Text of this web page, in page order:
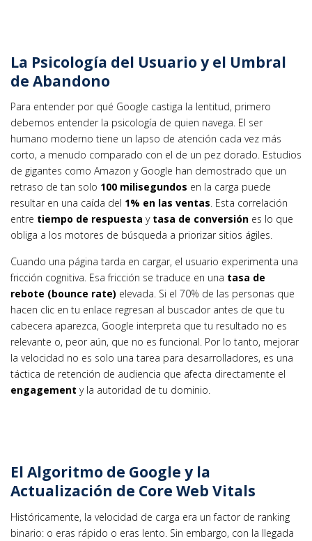
La Psicología del Usuario y el Umbral
de Abandono
Para entender por qué Google castiga la lentitud, primero
debemos entender la psicología de quien navega. El ser
humano moderno tiene un lapso de atención cada vez más
corto, a menudo comparado con el de un pez dorado. Estudios
de gigantes como Amazon y Google han demostrado que un
retraso de tan solo 100 milisegundos en la carga puede
resultar en una caída del 1% en las ventas. Esta correlación
entre tiempo de respuesta y tasa de conversión es lo que
obliga a los motores de búsqueda a priorizar sitios ágiles.
Cuando una página tarda en cargar, el usuario experimenta una
fricción cognitiva. Esa fricción se traduce en una tasa de
rebote (bounce rate) elevada. Si el 70% de las personas que
hacen clic en tu enlace regresan al buscador antes de que tu
cabecera aparezca, Google interpreta que tu resultado no es
relevante o, peor aún, que no es funcional. Por lo tanto, mejorar
la velocidad no es solo una tarea para desarrolladores, es una
táctica de retención de audiencia que afecta directamente el
engagement y la autoridad de tu dominio.
El Algoritmo de Google y la
Actualización de Core Web Vitals
Históricamente, la velocidad de carga era un factor de ranking
binario: o eras rápido o eras lento. Sin embargo, con la llegada